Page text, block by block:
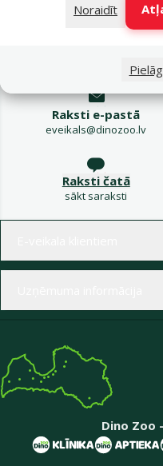
Noraidīt
Raksti e-pastā
eveikals@dinozoo.lv
Raksti čatā
sākt saraksti
Dino Zoo